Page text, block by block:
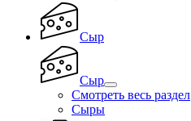
Сыр
Сыр
Смотреть весь раздел
Сыры